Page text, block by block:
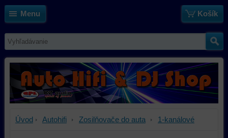
Menu Košík
Úvod Autohifi Zosilňovače do auta 1-kanálové